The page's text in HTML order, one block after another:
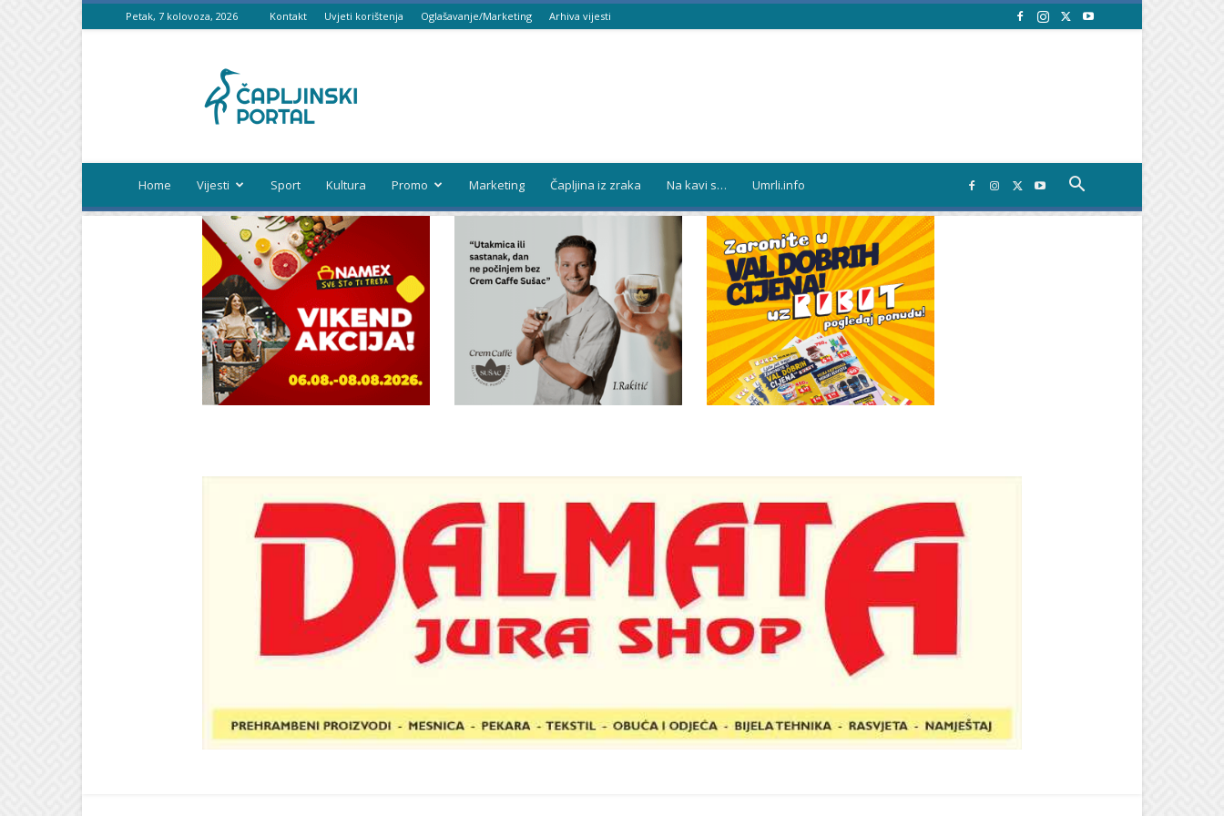
Petak, 7 kolovoza, 2026 Kontakt Uvjeti korištenja Oglašavanje/Marketing Arhiva vijesti
portal
Home Vijesti Sport Kultura Promo Marketing Čapljina iz zraka Na kavi s… Umrli.info